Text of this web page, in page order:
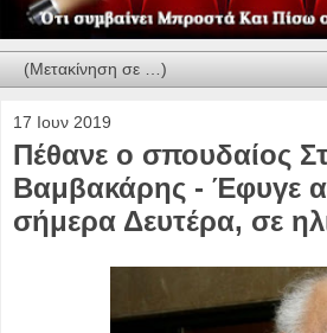
17 Ιουν 2019
Πέθανε ο σπουδαίος
Βαμβακάρης - Έφυγε
σήμερα Δευτέρα, σε